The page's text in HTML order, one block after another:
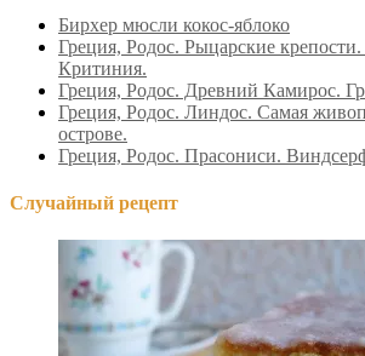
Бирхер мюсли кокос-яблоко
Греция, Родос. Рыцарские
Критиния.
Греция, Родос. Древний Камирос.
Греция, Родос. Линдос. Самая
острове.
Греция, Родос. Прасониси.
Случайный рецепт